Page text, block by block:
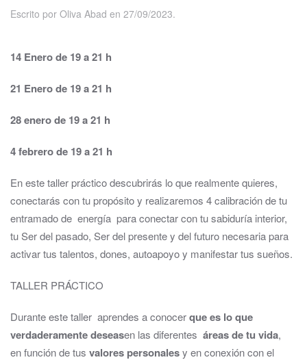
Escrito por Oliva Abad en 27/09/2023.
14 Enero de 19 a 21 h
21 Enero de 19 a 21 h
28 enero de 19 a 21 h
4 febrero de 19 a 21 h
En este taller práctico descubrirás lo que realmente quieres,
conectarás con tu propósito y realizaremos 4 calibración de tu
entramado de energía para conectar con tu sabiduría interior,
tu Ser del pasado, Ser del presente y del futuro necesaria para
activar tus talentos, dones, autoapoyo y manifestar tus sueños.
TALLER PRÁCTICO
Durante este taller aprendes a conocerque es lo que
verdaderamente deseasen las diferentes áreas de tu vida,
en función de tus valores personalesy en conexión con el